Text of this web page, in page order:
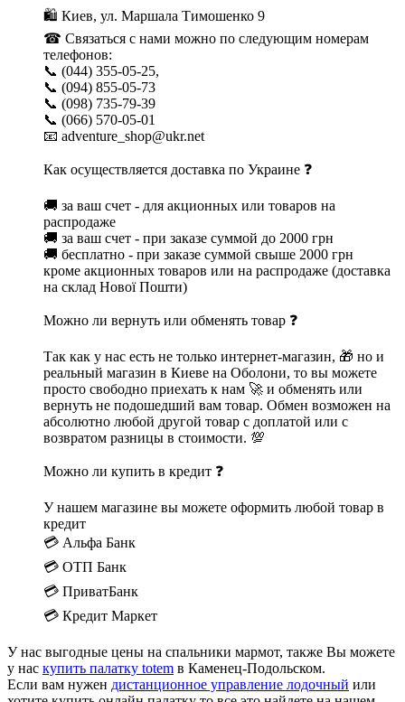
🛍 Киев, ул. Маршала Тимошенко 9
☎ Связаться с нами можно по следующим номерам
телефонов:
📞 (044) 355-05-25,
📞 (094) 855-05-73
📞 (098) 735-79-39
📞 (066) 570-05-01
📧 adventure_shop@ukr.net
Как осуществляется доставка по Украине ❓
🚚 за ваш счет - для акционных или товаров на
распродаже
🚚 за ваш счет - при заказе суммой до 2000 грн
🚚 бесплатно - при заказе суммой свыше 2000 грн
кроме акционных товаров или на распродаже (доставка
на склад Нової Пошти)
Можно ли вернуть или обменять товар ❓
Так как у нас есть не только интернет-магазин, 🎁 но и
реальный магазин в Киеве на Оболони, то вы можете
просто свободно приехать к нам 🚀 и обменять или
вернуть не подошедший вам товар. Обмен возможен на
абсолютно любой другой товар с доплатой или с
возвратом разницы в стоимости. 💯
Можно ли купить в кредит ❓
У нашем магазине вы можете оформить любой товар в
кредит
💳 Альфа Банк
💳 ОТП Банк
💳 ПриватБанк
💳 Кредит Маркет
У нас выгодные цены на спальники мармот, также Вы можете
у нас купить палатку totem в Каменец-Подольском.
Если вам нужен дистанционное управление лодочный или